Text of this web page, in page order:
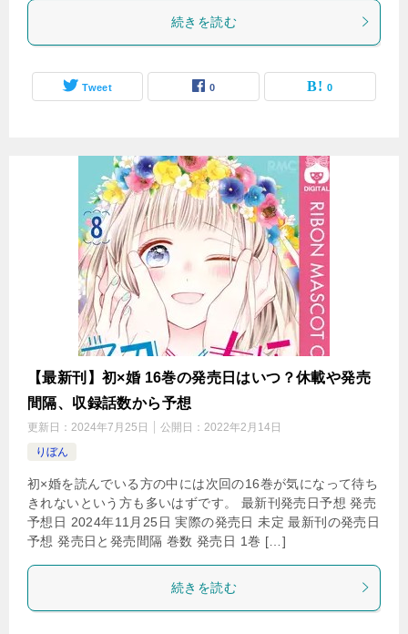
続きを読む
Tweet 0 0
【最新刊】初×婚 16巻の発売日はいつ？休載や発売
間隔、収録話数から予想
更新日： 2024年7月25日 公開日： 2022年2月14日
りぼん
初×婚を読んでいる方の中には次回の16巻が気になって待ち
きれないという方も多いはずです。 最新刊発売日予想 発売
予想日 2024年11月25日 実際の発売日 未定 最新刊の発売日
予想 発売日と発売間隔 巻数 発売日 1巻 […]
続きを読む